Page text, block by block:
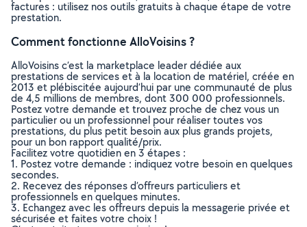
factures : utilisez nos outils gratuits à chaque étape de votre
prestation.
Comment fonctionne AlloVoisins ?
AlloVoisins c’est la marketplace leader dédiée aux
prestations de services et à la location de matériel, créée en
2013 et plébiscitée aujourd’hui par une communauté de plus
de 4,5 millions de membres, dont 300 000 professionnels.
Postez votre demande et trouvez proche de chez vous un
particulier ou un professionnel pour réaliser toutes vos
prestations, du plus petit besoin aux plus grands projets,
pour un bon rapport qualité/prix.
Facilitez votre quotidien en 3 étapes :
1. Postez votre demande : indiquez votre besoin en quelques
secondes.
2. Recevez des réponses d’offreurs particuliers et
professionnels en quelques minutes.
3. Echangez avec les offreurs depuis la messagerie privée et
sécurisée et faites votre choix !